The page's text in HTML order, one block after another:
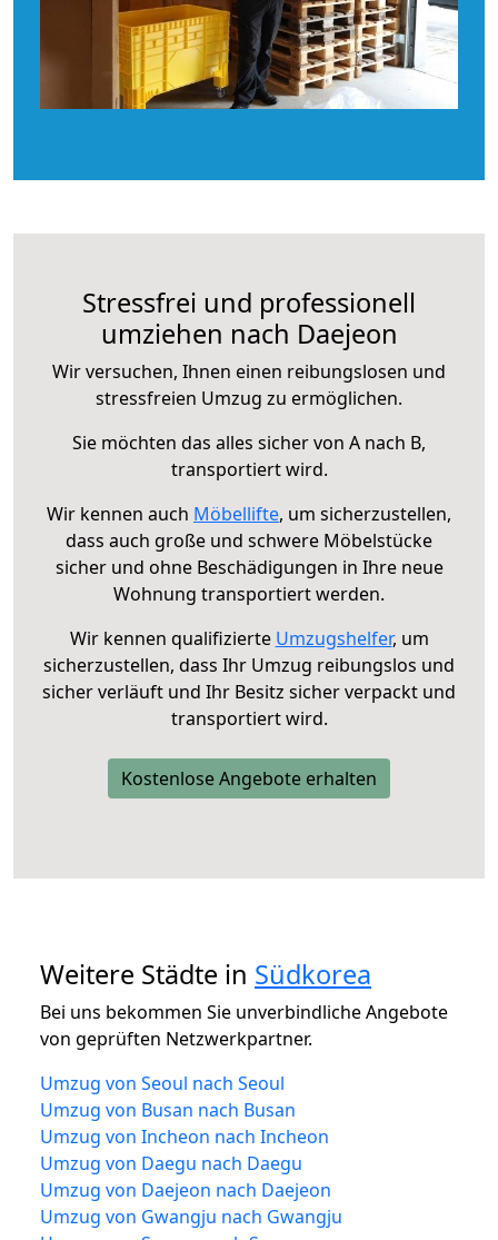
Stressfrei und professionell
umziehen nach Daejeon
Wir versuchen, Ihnen einen reibungslosen und
stressfreien Umzug zu ermöglichen.
Sie möchten das alles sicher von A nach B,
transportiert wird.
Wir kennen auch Möbellifte, um sicherzustellen,
dass auch große und schwere Möbelstücke
sicher und ohne Beschädigungen in Ihre neue
Wohnung transportiert werden.
Wir kennen qualifizierte Umzugshelfer, um
sicherzustellen, dass Ihr Umzug reibungslos und
sicher verläuft und Ihr Besitz sicher verpackt und
transportiert wird.
Kostenlose Angebote erhalten
Weitere Städte in Südkorea
Bei uns bekommen Sie unverbindliche Angebote
von geprüften Netzwerkpartner.
Umzug von Seoul nach Seoul
Umzug von Busan nach Busan
Umzug von Incheon nach Incheon
Umzug von Daegu nach Daegu
Umzug von Daejeon nach Daejeon
Umzug von Gwangju nach Gwangju